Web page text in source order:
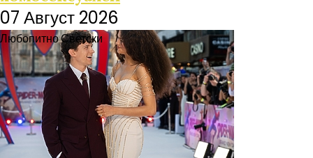
07 Август 2026
ЛюбопитноСветски